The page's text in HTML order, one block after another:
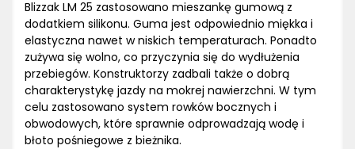
Blizzak LM 25 zastosowano mieszankę gumową z
dodatkiem silikonu. Guma jest odpowiednio miękka i
elastyczna nawet w niskich temperaturach. Ponadto
zużywa się wolno, co przyczynia się do wydłużenia
przebiegów. Konstruktorzy zadbali także o dobrą
charakterystykę jazdy na mokrej nawierzchni. W tym
celu zastosowano system rowków bocznych i
obwodowych, które sprawnie odprowadzają wodę i
błoto pośniegowe z bieżnika.